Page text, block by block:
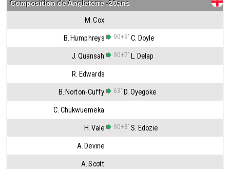
Composition deAngleterre -20ans
M. Cox
B. Humphreys 90+9' C. Doyle
J. Quansah 90+7' L. Delap
R. Edwards
B. Norton-Cuffy 63' D. Oyegoke
C. Chukwuemeka
H. Vale 90+8' S. Edozie
A. Devine
A. Scott